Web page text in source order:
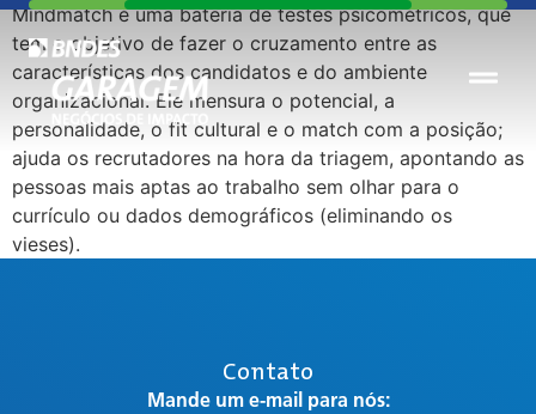
Mindmatch é uma bateria de testes psicométricos, que
tem o objetivo de fazer o cruzamento entre as
características dos candidatos e do ambiente
organizacional. Ele mensura o potencial, a
personalidade, o fit cultural e o match com a posição;
ajuda os recrutadores na hora da triagem, apontando as
pessoas mais aptas ao trabalho sem olhar para o
currículo ou dados demográficos (eliminando os
vieses).
Contato
Mande um e-mail para nós: